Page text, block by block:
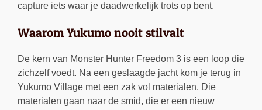
capture iets waar je daadwerkelijk trots op bent.
Waarom Yukumo nooit stilvalt
De kern van Monster Hunter Freedom 3 is een loop die
zichzelf voedt. Na een geslaagde jacht kom je terug in
Yukumo Village met een zak vol materialen. Die
materialen gaan naar de smid, die er een nieuw